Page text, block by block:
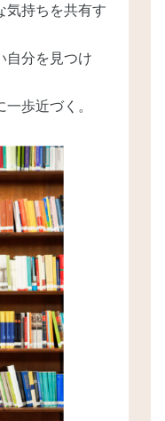
気持ちを共有す
自分を見つけ
一歩近づく。